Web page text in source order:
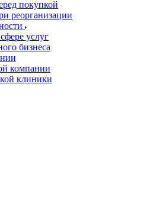
покупкой
реорганизации
услуг
бизнеса
компании
клиники